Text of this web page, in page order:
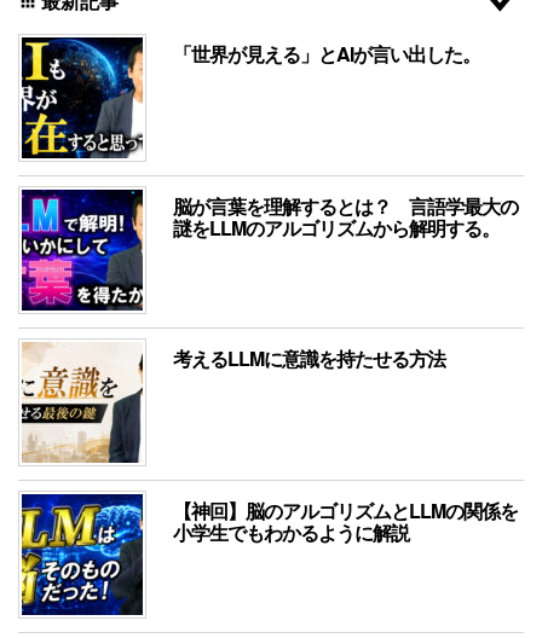
「世界が見える」とAIが言い出した。
脳が言葉を理解するとは？ 言語学最大の
謎をLLMのアルゴリズムから解明する。
考えるLLMに意識を持たせる方法
【神回】脳のアルゴリズムとLLMの関係を
小学生でもわかるように解説